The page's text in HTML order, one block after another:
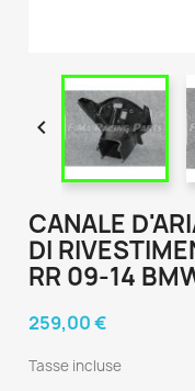

CANALE
DI
RR 09-14
259,00 €
Tasse incluse